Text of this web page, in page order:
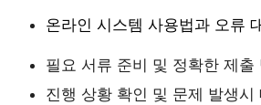
온라인 시스템 사용법과 오류
필요 서류 준비 및 정확한 제출
진행 상황 확인 및 문제 발생시